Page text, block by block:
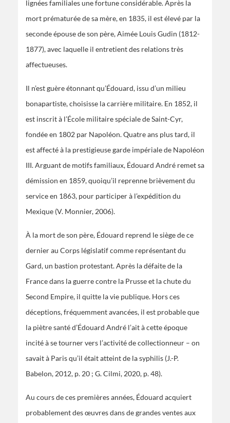
lignées familiales une fortune considérable. Après la
mort prématurée de sa mère, en 1835, il est élevé par la
seconde épouse de son père, Aimée Louis Gudin (1812-
1877), avec laquelle il entretient des relations très
affectueuses.
Il n’est guère étonnant qu’Édouard, issu d’un milieu
bonapartiste, choisisse la carrière militaire. En 1852, il
est inscrit à l’École militaire spéciale de Saint-Cyr,
fondée en 1802 par Napoléon. Quatre ans plus tard, il
est affecté à la prestigieuse garde impériale de Napoléon
III. Arguant de motifs familiaux, Édouard André remet sa
démission en 1859, quoiqu’il reprenne brièvement du
service en 1863, pour participer à l’expédition du
Mexique (V. Monnier, 2006).
À la mort de son père, Édouard reprend le siège de ce
dernier au Corps législatif comme représentant du
Gard, un bastion protestant. Après la défaite de la
France dans la guerre contre la Prusse et la chute du
Second Empire, il quitte la vie publique. Hors ces
déceptions, fréquemment avancées, il est probable que
la piètre santé d’Édouard André l’ait à cette époque
incité à se tourner vers l’activité de collectionneur – on
savait à Paris qu’il était atteint de la syphilis (J.-P.
Babelon, 2012, p. 20 ; G. Cilmi, 2020, p. 48).
Au cours de ces premières années, Édouard acquiert
probablement des œuvres dans de grandes ventes aux